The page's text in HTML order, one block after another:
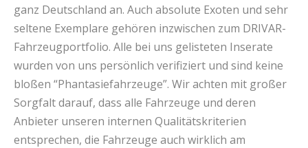
ganz Deutschland an. Auch absolute Exoten und sehr
seltene Exemplare gehören inzwischen zum DRIVAR-
Fahrzeugportfolio. Alle bei uns gelisteten Inserate
wurden von uns persönlich verifiziert und sind keine
bloßen “Phantasiefahrzeuge”. Wir achten mit großer
Sorgfalt darauf, dass alle Fahrzeuge und deren
Anbieter unseren internen Qualitätskriterien
entsprechen, die Fahrzeuge auch wirklich am